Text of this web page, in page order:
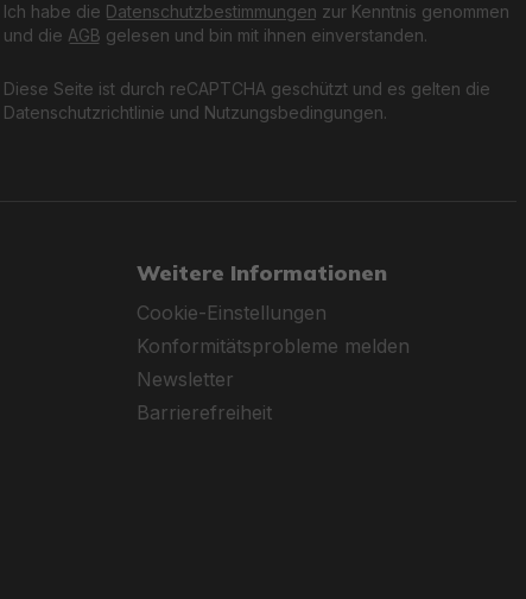
Diese Seite ist durch reCAPTCHA geschützt und es gelten die
Datenschutzrichtlinie und Nutzungsbedingungen.
Ich habe die Datenschutzbestimmungen zur Kenntnis genommen
und die AGB gelesen und bin mit ihnen einverstanden.
Weitere Informationen
Cookie-Einstellungen
Konformitätsprobleme melden
Newsletter
Barrierefreiheit